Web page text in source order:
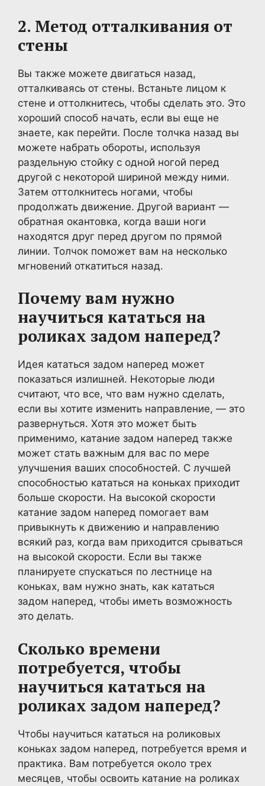
2. Метод отталкивания от
стены
Вы также можете двигаться назад,
отталкиваясь от стены. Встаньте лицом к
стене и оттолкнитесь, чтобы сделать это. Это
хороший способ начать, если вы еще не
знаете, как перейти. После толчка назад вы
можете набрать обороты, используя
раздельную стойку с одной ногой перед
другой с некоторой шириной между ними.
Затем оттолкнитесь ногами, чтобы
продолжать движение. Другой вариант —
обратная окантовка, когда ваши ноги
находятся друг перед другом по прямой
линии. Толчок поможет вам на несколько
мгновений откатиться назад.
Почему вам нужно
научиться кататься на
роликах задом наперед?
Идея кататься задом наперед может
показаться излишней. Некоторые люди
считают, что все, что вам нужно сделать,
если вы хотите изменить направление, — это
развернуться. Хотя это может быть
применимо, катание задом наперед также
может стать важным для вас по мере
улучшения ваших способностей. С лучшей
способностью кататься на коньках приходит
больше скорости. На высокой скорости
катание задом наперед помогает вам
привыкнуть к движению и направлению
всякий раз, когда вам приходится срываться
на высокой скорости. Если вы также
планируете спускаться по лестнице на
коньках, вам нужно знать, как кататься
задом наперед, чтобы иметь возможность
это делать.
Сколько времени
потребуется, чтобы
научиться кататься на
роликах задом наперед?
Чтобы научиться кататься на роликовых
коньках задом наперед, потребуется время и
практика. Вам потребуется около трех
месяцев, чтобы освоить катание на роликах